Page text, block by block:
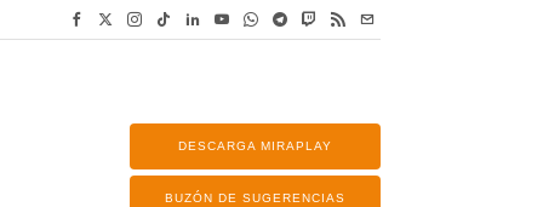
DESCARGA MIRAPLAY
BUZÓN DE SUGERENCIAS